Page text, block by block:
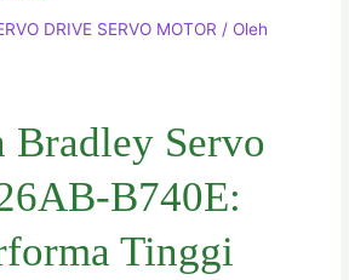
DRIVE SERVO MOTOR / Oleh
Bradley Servo
B740E:
Tinggi